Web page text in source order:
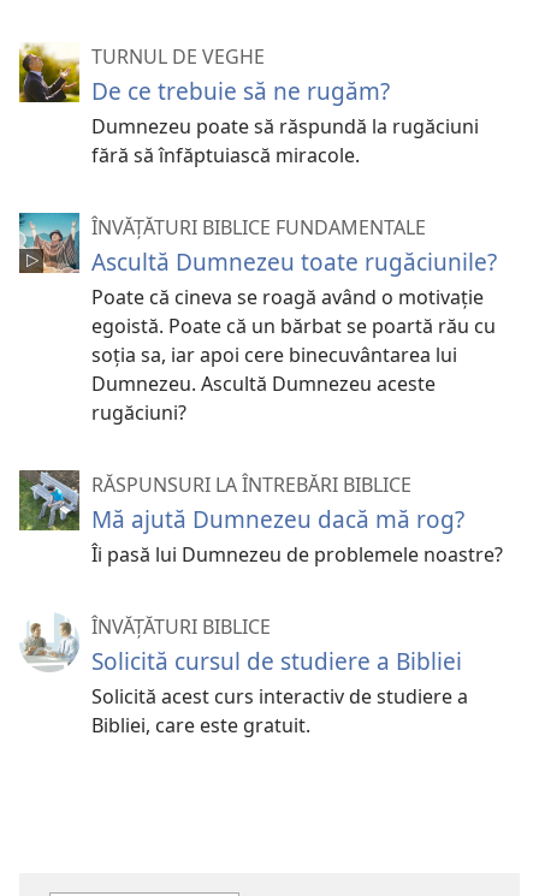
TURNUL DE VEGHE
De ce trebuie să ne rugăm?
Dumnezeu poate să răspundă la rugăciuni
fără să înfăptuiască miracole.
ÎNVĂȚĂTURI BIBLICE FUNDAMENTALE
Ascultă Dumnezeu toate rugăciunile?
Poate că cineva se roagă având o motivație
egoistă. Poate că un bărbat se poartă rău cu
soția sa, iar apoi cere binecuvântarea lui
Dumnezeu. Ascultă Dumnezeu aceste
rugăciuni?
RĂSPUNSURI LA ÎNTREBĂRI BIBLICE
Mă ajută Dumnezeu dacă mă rog?
Îi pasă lui Dumnezeu de problemele noastre?
ÎNVĂȚĂTURI BIBLICE
Solicită cursul de studiere a Bibliei
Solicită acest curs interactiv de studiere a
Bibliei, care este gratuit.